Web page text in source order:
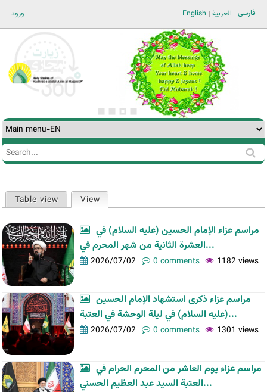
ورود فارسی العربية English
Search
Search
tabs
Table view View
مراسم عزاء الإمام الحسين (عليه السلام) في
العشرة الثانية من شهر المحرم في...
2026/07/02 0 comments 1182 views
مراسم عزاء ذكرى استشهاد الإمام الحسين
(عليه السلام) في ليلة الوحشة في العتبة...
2026/07/02 0 comments 1301 views
مراسم عزاء يوم العاشر من المحرم الحرام في
العتبة السيد عبد العظيم الحسني...